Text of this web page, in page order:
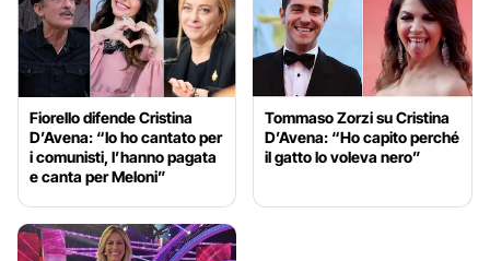
Fiorello difende Cristina
D’Avena: “Io ho cantato per
i comunisti, l’hanno pagata
e canta per Meloni”
Tommaso Zorzi su Cristina
D’Avena: “Ho capito perché
il gatto lo voleva nero”